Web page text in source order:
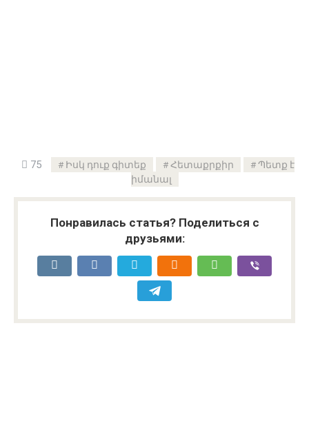
75 Իսկ դուք գիտեք Հետաքրքիր
Պետք է
իմանալ
Понравилась статья? Поделиться с
друзьями: